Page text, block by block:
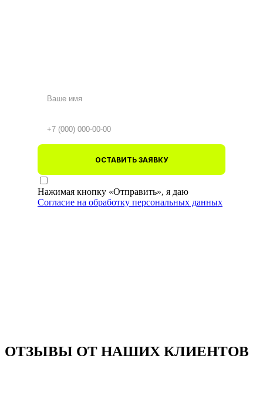
ОСТАВИТЬ ЗАЯВКУ
Нажимая кнопку «Отправить», я даю
Согласие на обработку персональных данных
ОТЗЫВЫ ОТ НАШИХ КЛИЕНТОВ